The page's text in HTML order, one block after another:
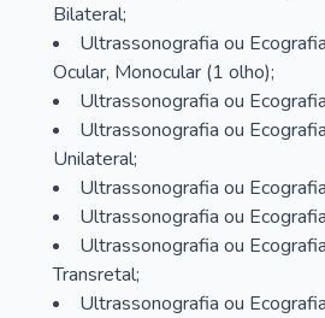
Bilateral;
Ultrassonografia ou
Ocular, Monocular (1 olho);
Ultrassonografia ou
Ultrassonografia ou
Unilateral;
Ultrassonografia ou
Ultrassonografia ou
Ultrassonografia ou
Transretal;
Ultrassonografia ou